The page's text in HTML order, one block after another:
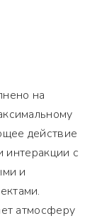
на
действие
интеракции с
и
атмосферу